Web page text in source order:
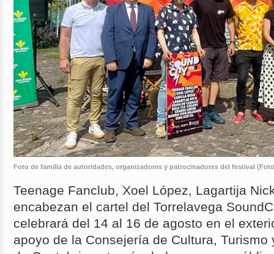
Foto de familia de autoridades, organizadores y patrocinadores del festival
Teenage Fanclub, Xoel López, Lagartija
encabezan el cartel del Torrelavega
celebrará del 14 al 16 de agosto en el
apoyo de la Consejería de Cultura, Turismo